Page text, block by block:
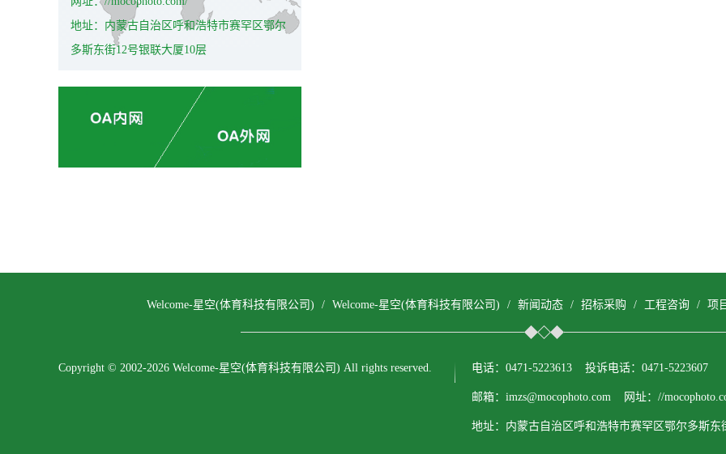
地址：内蒙古自治区呼和浩特市赛罕区鄂尔
多斯东街12号银联大厦10层
Welcome-星空(体育科技有限公司) / Welcome-星空(体育科技有限公司) / 新闻动态 / 招标采购 / 工程咨询 / 项
Copyright © 2002-2026 Welcome-星空(体育科技有限公司) All rights reserved. 电话：0471-5223613 投诉电话：0471-5223607
邮箱：imzs@mocophoto.com 网址：//
地址：内蒙古自治区呼和浩特市赛罕区鄂尔多斯东